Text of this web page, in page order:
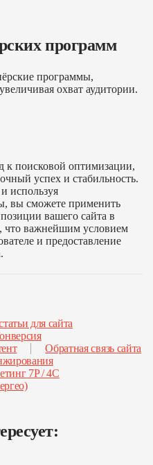
программ
программы,
охват аудитории.
к поисковой оптимизации,
успех и стабильность.
используя
вы сможете применить
вашего сайта в
что важнейшим условием
и предоставление
для сайта
Обратная связь сайта
7P / 4C